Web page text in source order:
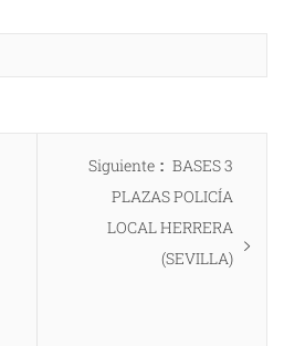
Siguiente
Entrada
siguiente:
BASES 3
PLAZAS POLICÍA
LOCAL HERRERA
(SEVILLA)